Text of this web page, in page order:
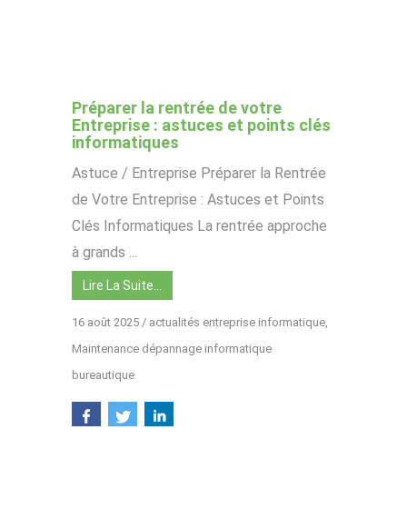
Préparer la rentrée de votre
Entreprise : astuces et points clés
informatiques
Astuce / Entreprise Préparer la Rentrée
de Votre Entreprise : Astuces et Points
Clés Informatiques La rentrée approche
à grands ...
Lire La Suite…
16 août 2025 / actualités entreprise informatique
Maintenance dépannage informatique
bureautique